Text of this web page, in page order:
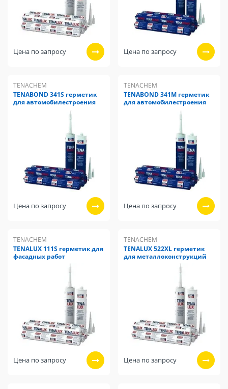
Цена по запросу Цена по запросу
TENACHEM
TENABOND 341S герметик
для автомобилестроения
Цена по запросу
TENACHEM
TENABOND 341M герметик
для автомобилестроения
Цена по запросу
TENACHEM
TENALUX 111S герметик для
фасадных работ
Цена по запросу
TENACHEM
TENALUX 522XL герметик
для металлоконструкций
Цена по запросу